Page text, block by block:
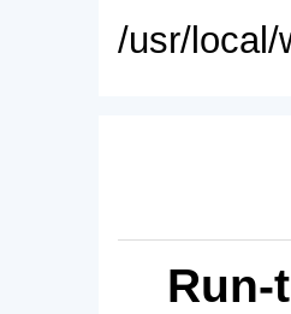
/usr/local/
Run-